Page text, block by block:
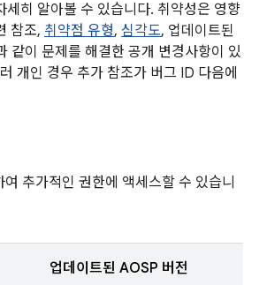
히 알아볼 수 있습니다. 취약성은 영향
참조, 취약점 유형, 심각도, 업데이트된
같이 문제를 해결한 공개 변경사항이 있
개인 경우 추가 참조가 버그 ID 다음에
추가적인 권한에 액세스할 수 있습니
업데이트된 AOSP 버전